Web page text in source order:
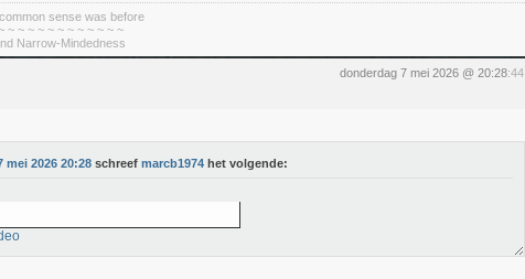
sense was before
~ ~ ~ ~ ~ ~ ~ ~ ~ ~ ~ ~
Narrow-Mindedness
donderdag 7 mei 2026 @ 20:28:44
mei 2026 20:28 schreef marcb1974 het volgende: